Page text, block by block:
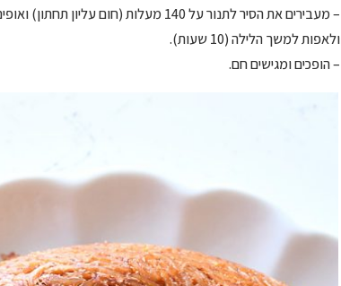
ולאפות למשך הלילה (10 שעות).
– הופכים ומגישים חם.